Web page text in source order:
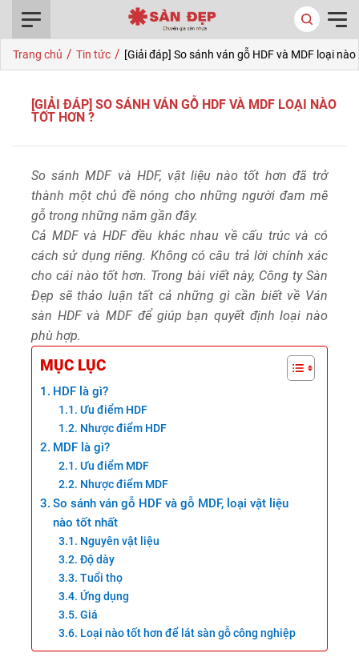
Trang chủ / Tin tức / [Giải đáp] So sánh ván gỗ HDF và MDF loại
[GIẢI ĐÁP] SO SÁNH VÁN GỖ HDF VÀ MDF LOẠI NÀO
TỐT HƠN ?
So sánh MDF và HDF, vật liệu nào tốt hơn đã trở
thành một chủ đề nóng cho những người đam mê
gỗ trong những năm gần đây.
Cả MDF và HDF đều khác nhau về cấu trúc và có
cách sử dụng riêng. Không có câu trả lời chính xác
cho cái nào tốt hơn. Trong bài viết này, Công ty Sàn
Đẹp sẽ thảo luận tất cả những gì cần biết về Ván
sàn HDF và MDF để giúp bạn quyết định loại nào
phù hợp.
MỤC LỤC
HDF là gì?
Ưu điểm HDF
Nhược điểm HDF
MDF là gì?
Ưu điểm MDF
Nhược điểm MDF
So sánh ván gỗ HDF và gỗ MDF, loại vật liệu
nào tốt nhất
Nguyên vật liệu
Độ dày
Tuổi thọ
Ứng dụng
Giá
Loại nào tốt hơn để lát sàn gỗ công nghiệp